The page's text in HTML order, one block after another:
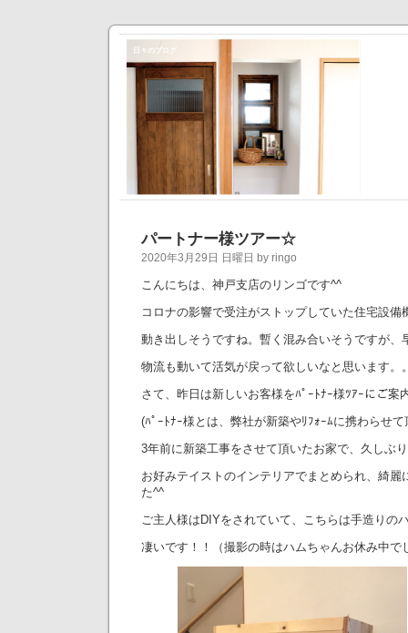
日々のブログ
パートナー様ツアー☆
2020年3月29日 日曜日 by ringo
こんにちは、神戸支店のリンゴです^^
コロナの影響で受注がストップしていた住宅設備
動き出しそうですね。暫く混み合いそうですが、
物流も動いて活気が戻って欲しいなと思います。
さて、昨日は新しいお客様をﾊﾟｰﾄﾅｰ様ﾂｱｰにご案
(ﾊﾟｰﾄﾅｰ様とは、弊社が新築やﾘﾌｫｰﾑに携わらせ
3年前に新築工事をさせて頂いたお家で、久しぶ
お好みテイストのインテリアでまとめられ、綺麗
た^^
ご主人様はDIYをされていて、こちらは手造りの
凄いです！！（撮影の時はハムちゃんお休み中で